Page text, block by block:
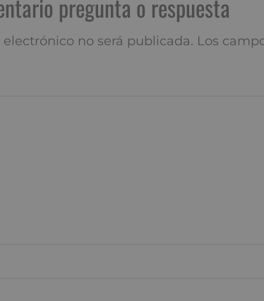
pregunta o
no será publicada. Los campos